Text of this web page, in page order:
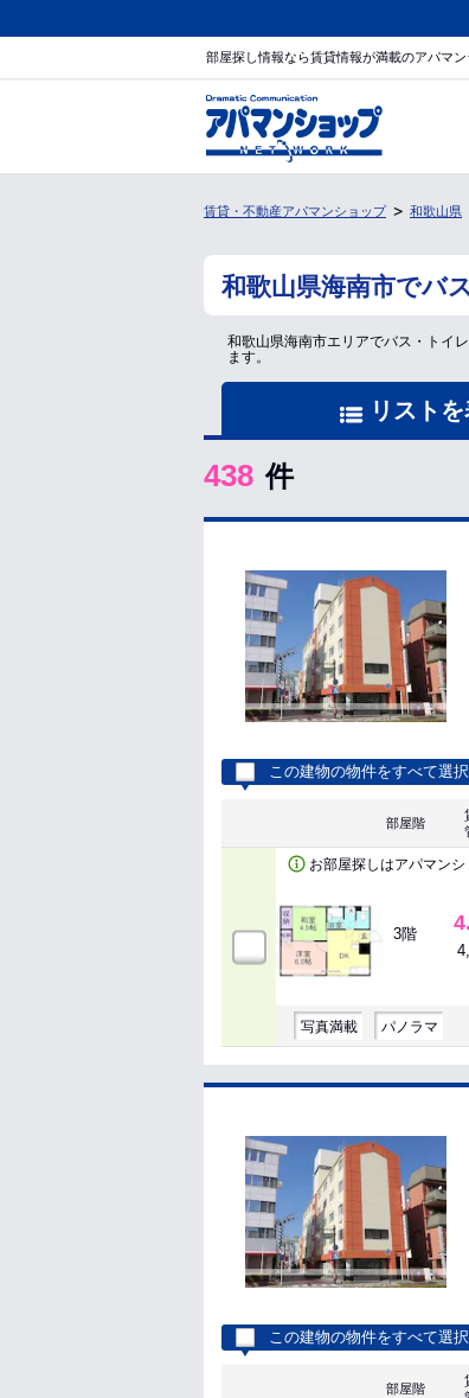
部屋探し情報なら賃貸情報が満載のアパマ
賃貸・不動産アパマンショップ 和歌山県
和歌山県海南市でバ
和歌山県海南市エリアでバス・トイ
ます。
リスト
438 件
この建物の物件をすべて選択
部屋階
お部屋探しはアパマン
3階
写真満載 パノラマ
この建物の物件をすべて選択
部屋階